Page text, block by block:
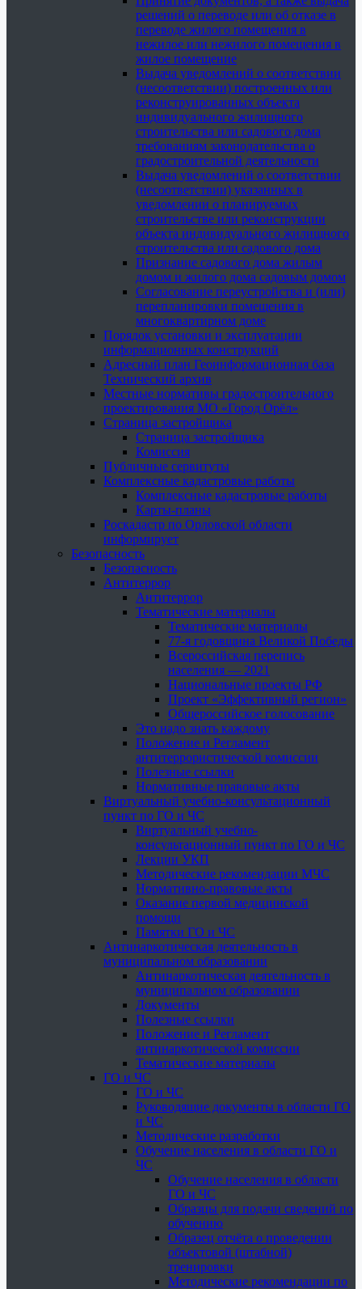
решений о переводе или об отказе в
переводе жилого помещения в
нежилое или нежилого помещения в
жилое помещение
Выдача уведомлений о соответствии
(несоответствии) построенных или
реконструированных объекта
индивидуального жилищного
строительства или садового дома
требованиям законодательства о
градостроительной деятельности
Выдача уведомлений о соответствии
(несоответствии) указанных в
уведомлении о планируемых
строительстве или реконструкции
объекта индивидуального жилищного
строительства или садового дома
Признание садового дома жилым
домом и жилого дома садовым домом
Согласование переустройства и (или)
перепланировки помещения в
многоквартирном доме
Порядок установки и эксплуатации
информационных конструкций
Адресный план Геоинформационная база
Технический архив
Местные нормативы градостроительного
проектирования МО «Город Орёл»
Страница застройщика
Страница застройщика
Комиссия
Публичные сервитуты
Комплексные кадастровые работы
Комплексные кадастровые работы
Карты-планы
Роскадастр по Орловской области
информирует
Безопасность
Безопасность
Антитеррор
Антитеррор
Тематические материалы
Тематические материалы
77-я годовщина Великой Победы
Всероссийская перепись
населения — 2021
Национальные проекты РФ
Проект «Эффективный регион»
Общероссийское голосование
Это надо знать каждому
Положение и Регламент
антитеррористической комиссии
Полезные ссылки
Нормативные правовые акты
Виртуальный учебно-консультационный
пункт по ГО и ЧС
Виртуальный учебно-
консультационный пункт по ГО и ЧС
Лекции УКП
Методические рекомендации МЧС
Нормативно-правовые акты
Оказание первой медицинской
помощи
Памятки ГО и ЧС
Антинаркотическая деятельность в
муниципальном образовании
Антинаркотическая деятельность в
муниципальном образовании
Документы
Полезные ссылки
Положение и Регламент
антинаркотической комиссии
Тематические материалы
ГО и ЧС
ГО и ЧС
Руководящие документы в области ГО
и ЧС
Методические разработки
Обучение населения в области ГО и
ЧС
Обучение населения в области
ГО и ЧС
Образцы для подачи сведений по
обучению
Образец отчёта о проведении
объектовой (штабной)
тренировки
Методические рекомендации по